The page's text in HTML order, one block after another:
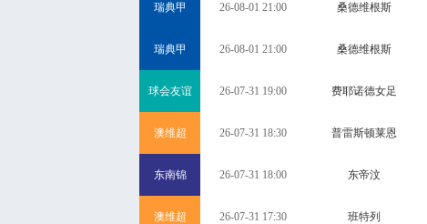
瑞典甲 26-08-01 21:00 桑德维根斯
瑞典甲 26-08-01 21:00 桑德维根斯
球会友谊 26-07-31 19:00 费耶诺德女足
澳维超 26-07-31 18:30 普雷斯顿莱恩
东南锦 26-07-31 18:00 东帝汶
澳维超 26-07-31 17:30 班特列